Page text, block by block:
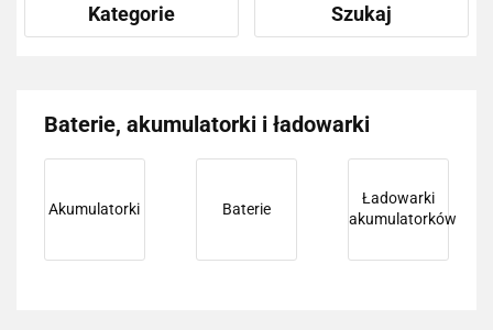
Kategorie Szukaj
Baterie, akumulatorki i ładowarki
Akumulatorki Baterie
Ładowarki
akumulatorków